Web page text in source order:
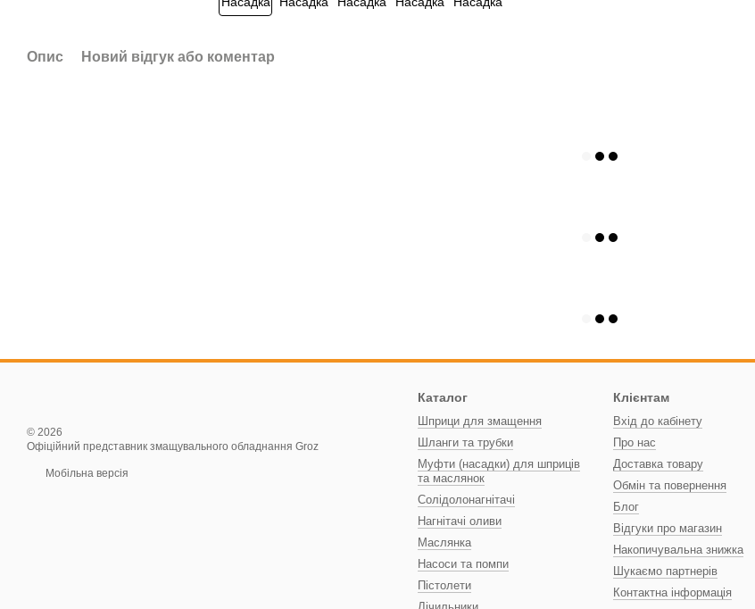
Опис Новий відгук або коментар
© 2026
Офіційний представник змащувального обладнання Groz
Мобільна версія
Каталог
Шприци для змащення
Шланги та трубки
Муфти (насадки) для шприців
та маслянок
Солідолонагнітачі
Нагнітачі оливи
Маслянка
Насоси та помпи
Пістолети
Клієнтам
Вхід до кабінету
Про нас
Доставка товару
Обмін та повернення
Блог
Відгуки про магазин
Накопичувальна знижка
Шукаємо партнерів
Контактна інформація